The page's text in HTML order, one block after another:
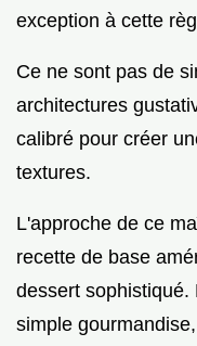
exception à cette
Ce ne sont pas de
architectures
calibré pour créer
textures.
L'approche de ce
recette de base
dessert sophistiqué.
simple